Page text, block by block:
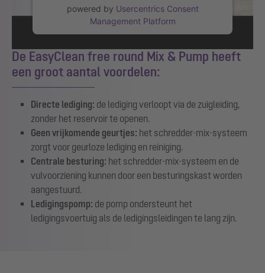
powered by Usercentrics Consent
Management Platform
De EasyClean free round Mix & Pump heeft
een groot aantal voordelen:
Directe lediging: de lediging verloopt via de zuigleiding,
zonder het reservoir te openen.
Geen vrijkomende geurtjes: het schredder-mix-systeem
zorgt voor geurloze lediging en reiniging.
Centrale besturing: het schredder-mix-systeem en de
vulvoorziening kunnen door een besturingskast worden
aangestuurd.
Ledigingspomp: de pomp ondersteunt het
ledigingsvoertuig als de ledigingsleidingen te lang zijn.